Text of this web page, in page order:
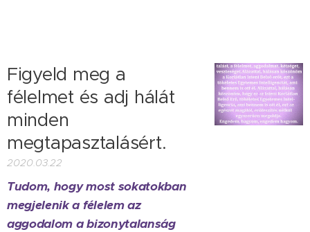
Figyeld meg a
félelmet és adj hálát
minden
megtapasztalásért.
2020.03.22
Tudom, hogy most sokatokban
megjelenik a félelem az
aggodalom a bizonytalanság